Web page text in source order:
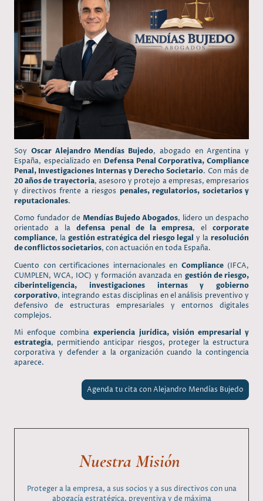
Soy Oscar Alejandro Mendías Bujedo, abogado en Argentina y
España, especializado en Defensa Penal Corporativa, Compliance
Penal, Investigaciones Internas y Derecho Societario. Con más de
20 años de trayectoria, asesoro y protejo a empresas, empresarios
y directivos frente a riesgos penales, regulatorios, societarios y
reputacionales.
Como fundador de Mendías Bujedo Abogados, lidero un despacho
orientado a la defensa penal de la empresa, el corporate
compliance, lagestión estratégica del riesgo legal y laresolución
de conflictos societarios, con actuación en toda España.
Cuento con certificaciones internacionales en Compliance(IFCA,
CUMPLEN, WCA, IOC) y formación avanzada en gestión de riesgo,
ciberinteligencia, investigaciones internas y gobierno
corporativo, integrando estas disciplinas en el análisis preventivo y
defensivo de estructuras empresariales y entornos digitales
complejos.
Mi enfoque combinaexperiencia jurídica, visión empresarial y
estrategia, permitiendo anticipar riesgos, proteger la estructura
corporativa y defender a la organización cuando la contingencia
aparece.
Agenda tu cita con Alejandro Mendías Bujedo
Nuestra Misión
Proteger a la empresa, a sus socios y a sus directivos con una